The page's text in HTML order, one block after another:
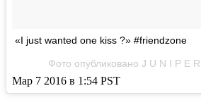
«I just wanted one kiss ?» #friendzone
Фото опубликовано J U N I P E
Мар 7 2016 в 1:54 PST